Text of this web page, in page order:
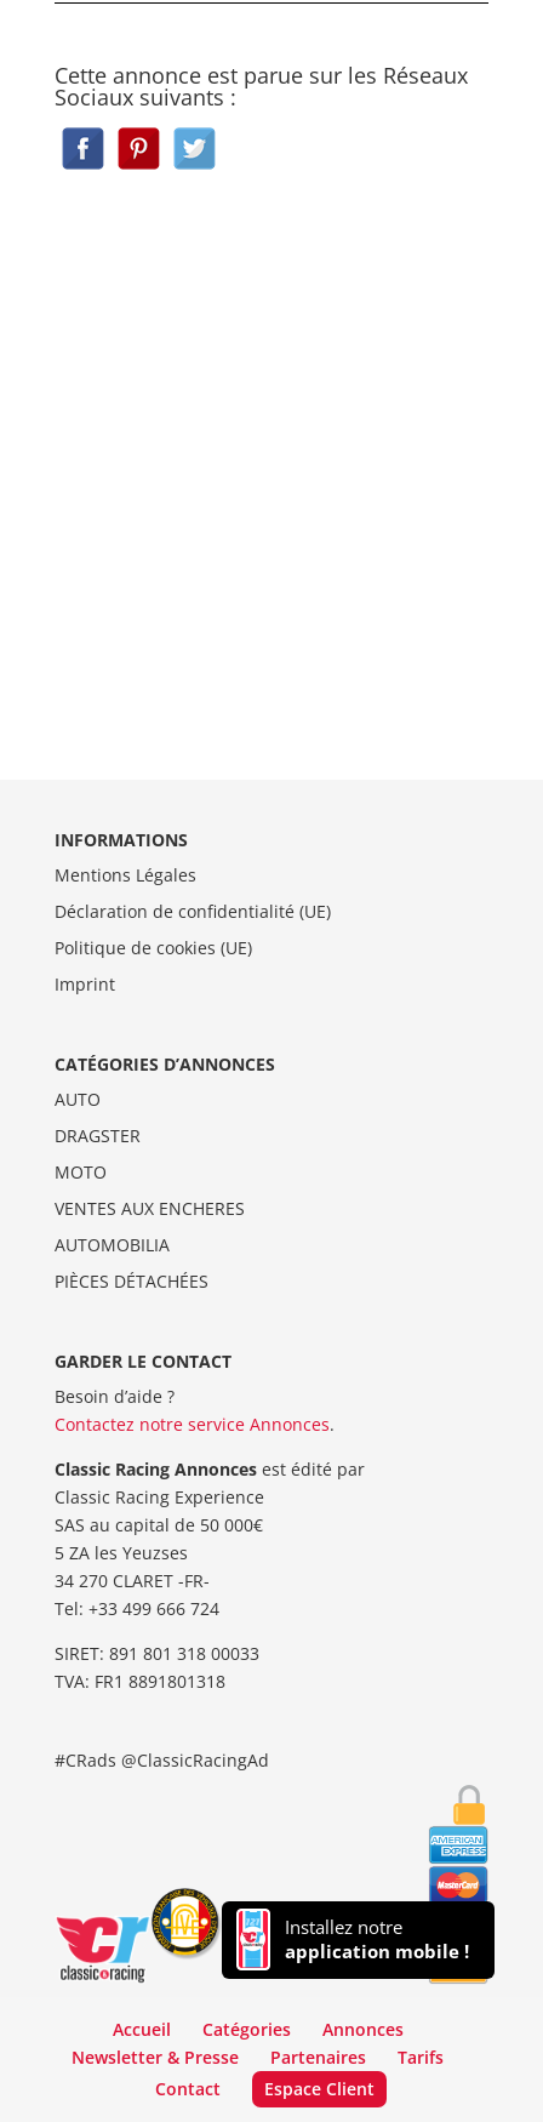
Cette annonce est parue sur les Réseaux
Sociaux suivants :
INFORMATIONS
Mentions Légales
Déclaration de confidentialité (UE)
Politique de cookies (UE)
Imprint
CATÉGORIES D’ANNONCES
AUTO
DRAGSTER
MOTO
VENTES AUX ENCHERES
AUTOMOBILIA
PIÈCES DÉTACHÉES
GARDER LE CONTACT
Besoin d’aide ?
Contactez notre service Annonces.
Classic Racing Annoncesest édité par
Classic Racing Experience
SAS au capital de 50 000€
5 ZA les Yeuzses
34 270 CLARET -FR-
Tel: ‭+33 499 666 724‬
SIRET: 891 801 318 00033
TVA: FR1 8891801318
#CRads @ClassicRacingAd
Installez notre
application mobile !
Accueil Catégories
Annonces
Newsletter & Presse
Partenaires
Tarifs
Contact
Espace Client